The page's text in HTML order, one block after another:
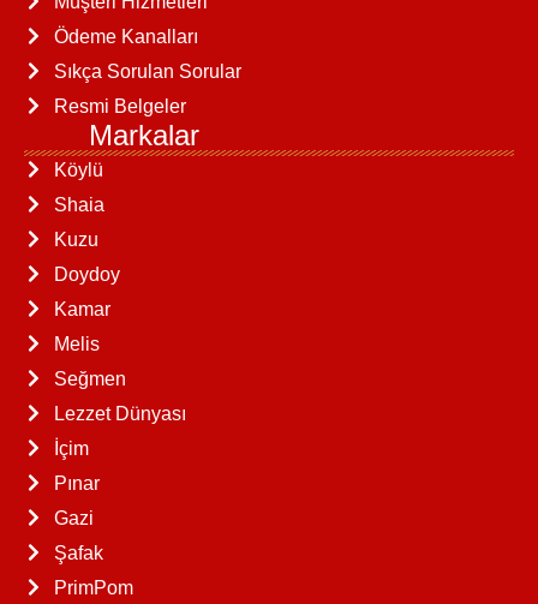
Ödeme Kanalları
Sıkça Sorulan Sorular
Resmi Belgeler
Markalar
Köylü
Shaia
Kuzu
Doydoy
Kamar
Melis
Seğmen
Lezzet Dünyası
İçim
Pınar
Gazi
Şafak
PrimPom